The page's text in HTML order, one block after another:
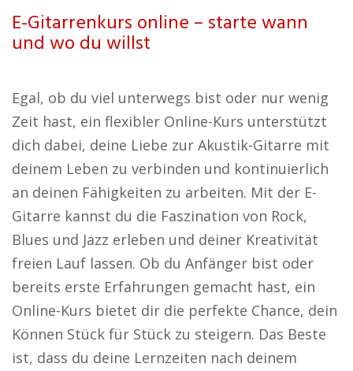
E-Gitarrenkurs online – starte wann
und wo du willst
Egal, ob du viel unterwegs bist oder nur wenig
Zeit hast, ein flexibler Online-Kurs unterstützt
dich dabei, deine Liebe zur Akustik-Gitarre mit
deinem Leben zu verbinden und kontinuierlich
an deinen Fähigkeiten zu arbeiten. Mit der E-
Gitarre kannst du die Faszination von Rock,
Blues und Jazz erleben und deiner Kreativität
freien Lauf lassen. Ob du Anfänger bist oder
bereits erste Erfahrungen gemacht hast, ein
Online-Kurs bietet dir die perfekte Chance, dein
Können Stück für Stück zu steigern. Das Beste
ist, dass du deine Lernzeiten nach deinem